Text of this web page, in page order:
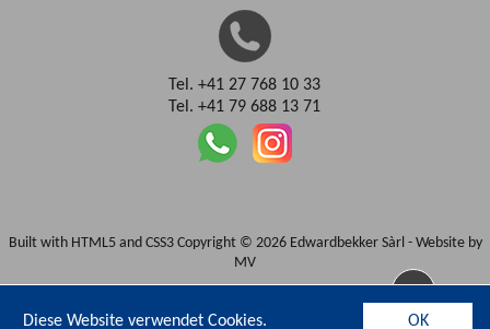
Tel. +41 27 768 10 33
Tel. +41 79 688 13 71
Built with HTML5 and CSS3 Copyright © 2026 Edwardbekker Sàrl - Website by
MV
Diese Website verwendet Cookies. OK